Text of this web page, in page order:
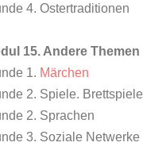
4. Ostertraditionen
15. Andere Themen
1. Märchen
2. Spiele. Brettspiele
2. Sprachen
3. Soziale Netwerke